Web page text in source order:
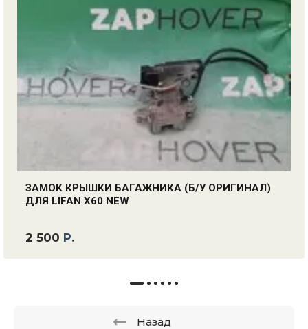
ЗАМОК КРЫШКИ БАГАЖНИКА (Б/У ОРИГИНАЛ)
ДЛЯ LIFAN X60 NEW
2 500 Р.
Назад